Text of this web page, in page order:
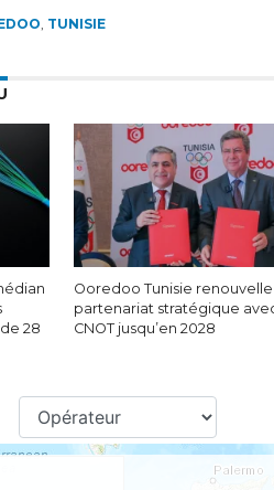
, TUNISIE
28
Ooredoo Tunisie renouvelle
partenariat stratégique
CNOT jusqu’en 2028